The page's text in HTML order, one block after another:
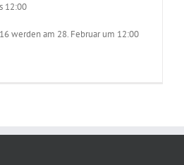
12:00
werden am 28. Februar um 12:00